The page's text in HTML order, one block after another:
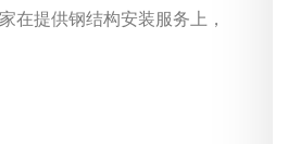
在提供钢结构安装服务上，